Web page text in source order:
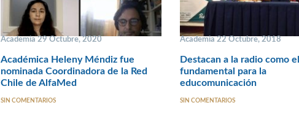
Academia 29 Octubre, 2020
Académica Heleny Méndiz fue
nominada Coordinadora de la Red
Chile de AlfaMed
SIN COMENTARIOS
Academia 22 Octubre, 2018
Destacan a la radio como
fundamental para la
educomunicación
SIN COMENTARIOS